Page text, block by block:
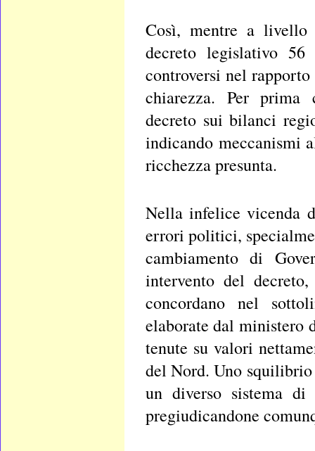
Così, mentre a
decreto legislativo
controversi nel
chiarezza. Per prima
decreto sui bilanci
indicando meccanismi
ricchezza presunta.
Nella infelice vicenda
errori politici,
cambiamento di
intervento del
concordano nel
elaborate dal ministero
tenute su valori
del Nord. Uno squilibrio
un diverso sistema di
pregiudicandone